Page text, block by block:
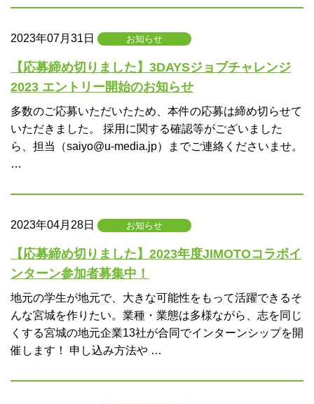
2023年07月31日 お知らせ
【応募締め切りました】3DAYSジョブチャレンジ
2023 エントリー開始のお知らせ
多数のご応募いただいたため、本件の応募は締め切らせて
いただきました。 採用に関する確認等がございました
ら、担当（saiyo@u-media.jp）までご連絡くださいませ。
…
2023年04月28日 お知らせ
【応募締め切りました】2023年度JIMOTOコラボイ
ンターン参加者募集中！
地元の学生が地元で、大きな可能性をもって活躍できるそ
んな宮城を作りたい。業種・業態は多様ながら、志を同じ
くする宮城の地元企業13社が合同でインターンシップを開
催します！ 申し込み方法や …